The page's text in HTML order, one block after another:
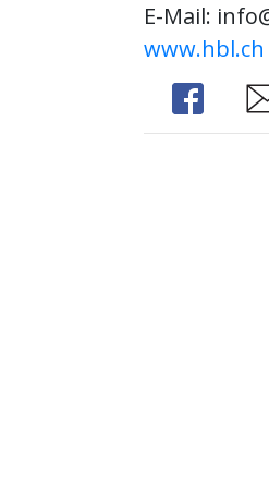
E-Mail:
www.hbl.ch
Share